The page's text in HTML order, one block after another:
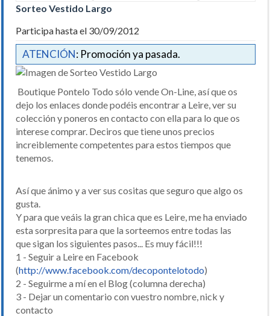
Sorteo Vestido Largo
Participa hasta el 30/09/2012
ATENCIÓN: Promoción ya pasada.
Boutique Pontelo Todo sólo vende On-Line, así que os
dejo los enlaces donde podéis encontrar a Leire, ver su
colección y poneros en contacto con ella para lo que os
interese comprar. Deciros que tiene unos precios
increiblemente competentes para estos tiempos que
tenemos.
Así que ánimo y a ver sus cositas que seguro que algo os
gusta.
Y para que veáis la gran chica que es Leire, me ha enviado
esta sorpresita para que la sorteemos entre todas las
que sigan los siguientes pasos... Es muy fácil!!!
1 - Seguir a Leire en Facebook
(http://www.facebook.com/decopontelotodo)
2 - Seguirme a mí en el Blog (columna derecha)
3 - Dejar un comentario con vuestro nombre, nick y
contacto